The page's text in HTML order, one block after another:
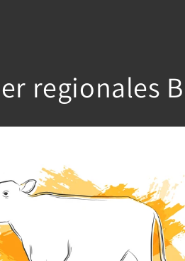
regionales